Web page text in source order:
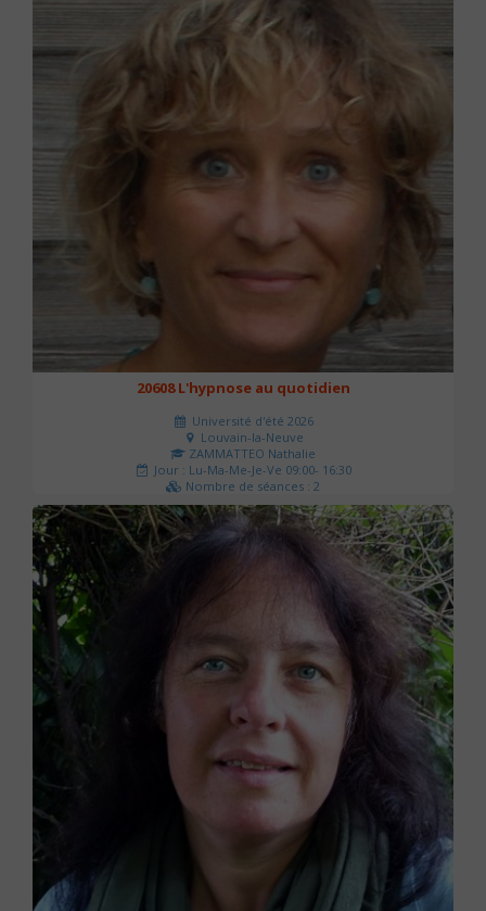
20608 L'hypnose au quotidien
Université d'été 2026
Louvain-la-Neuve
ZAMMATTEO Nathalie
Jour : Lu-Ma-Me-Je-Ve 09:00- 16:30
Nombre de séances : 2
140 €